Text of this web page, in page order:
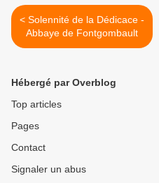
< Solennité de la Dédicace -
Abbaye de Fontgombault
Hébergé par Overblog
Top articles
Pages
Contact
Signaler un abus